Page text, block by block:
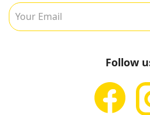
Follow